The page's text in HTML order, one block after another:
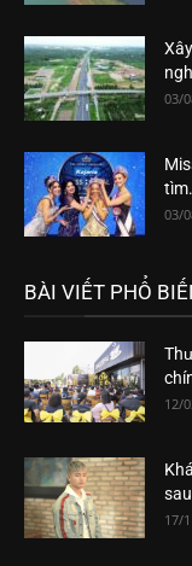
03/
03/
BÀI VIẾT PHỔ
12/
17/